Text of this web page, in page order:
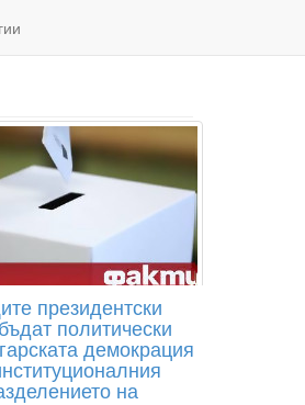
президентски
политически
демокрация
на